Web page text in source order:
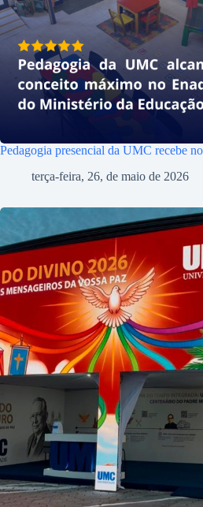
Pedagogia presencial da UMC recebe
terça-feira, 26, de maio de 2026